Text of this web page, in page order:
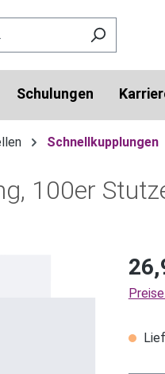
Schulungen
Schnellkupplungen
100er